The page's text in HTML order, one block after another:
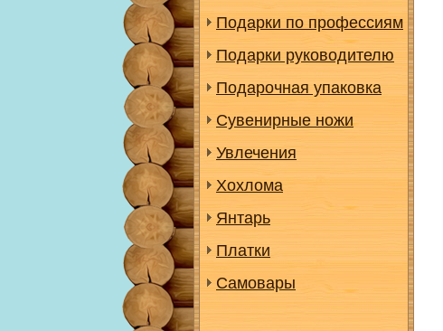
Подарки по профессиям
Подарки руководителю
Подарочная упаковка
Сувенирные ножи
Увлечения
Хохлома
Янтарь
Платки
Самовары